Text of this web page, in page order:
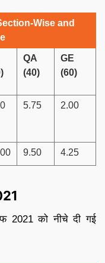
Wise and
QA
(40)
GE
(60)
5.75 2.00
9.50 4.25
2021 को नीचे दी गई